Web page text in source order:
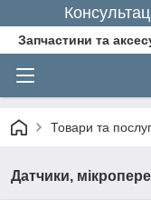
Запчастини та
Товари та
Датчики,